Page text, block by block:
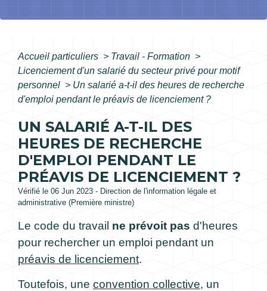
Accueil particuliers > Travail - Formation >
Licenciement d'un salarié du secteur privé pour motif
personnel > Un salarié a-t-il des heures de recherche
d'emploi pendant le préavis de licenciement ?
UN SALARIÉ A-T-IL DES
HEURES DE RECHERCHE
D'EMPLOI PENDANT LE
PRÉAVIS DE LICENCIEMENT ?
Vérifié le 06 Jun 2023 - Direction de l'information légale et
administrative (Première ministre)
Le code du travail ne prévoit pas d'heures
pour rechercher un emploi pendant un
préavis de licenciement.
Toutefois, une convention collective, un